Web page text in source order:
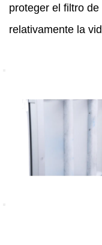
proteger el filtro
relativamente la